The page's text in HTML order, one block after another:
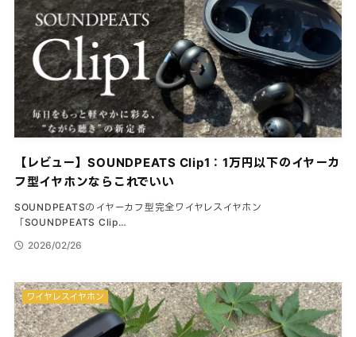
【レビュー】SOUNDPEATS Clip1：1万円以下のイヤーカ
フ型イヤホンならこれでいい
SOUNDPEATSのイヤーカフ型完全ワイヤレスイヤホン
「SOUNDPEATS Clip…
2026/02/26
ワイヤレスイヤホン